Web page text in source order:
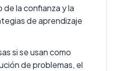
la confianza y la
de aprendizaje
si se usan como
de problemas, el